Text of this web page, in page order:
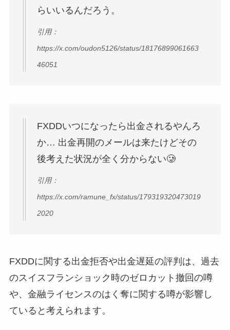
らいいるんだろう。
引用：
https://x.com/oudon5126/status/18176899061663
46051
FXDDいつになったら出金されるやんろ
か… 出金再開のメールは来たけどその
後考えた状況が全く分からない🥲
引用：
https://x.com/ramune_fx/status/179319320473019
2020
FXDDに関する出金拒否や出金遅延の評判は、過去
のスイスフランショック時のゼロカット撤回の噂
や、金融ライセンスのはく奪に関する噂が影響し
ていると考えられます。